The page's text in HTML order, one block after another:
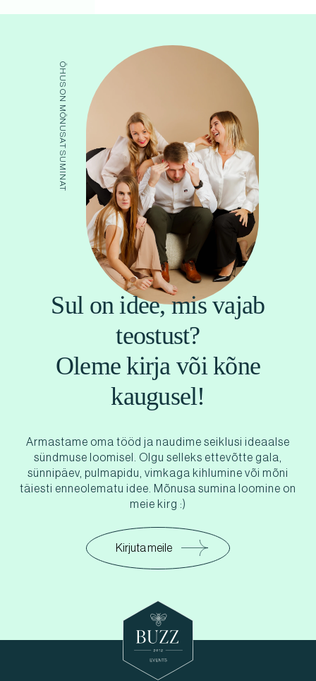
ÕHUS ON MÕNUSAT SUMINAT
Sul on idee, mis vajab
teostust?
Oleme kirja või kõne
kaugusel!
Armastame oma tööd ja naudime seiklusi ideaalse
sündmuse loomisel. Olgu selleks ettevõtte gala,
sünnipäev, pulmapidu, vimkaga kihlumine või mõni
täiesti enneolematu idee. Mõnusa sumina loomine on
meie kirg :)
Kirjuta meile